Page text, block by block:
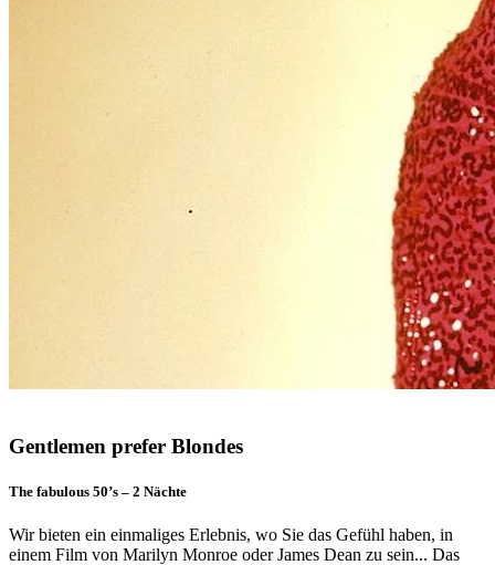
Gentlemen prefer Blondes
The fabulous 50’s – 2 Nächte
Wir bieten ein einmaliges Erlebnis, wo Sie das Gefühl haben, in
einem Film von Marilyn Monroe oder James Dean zu sein... Das